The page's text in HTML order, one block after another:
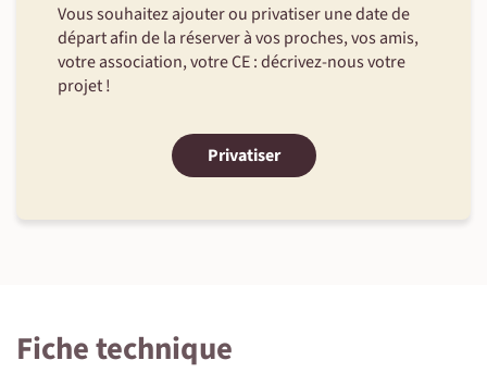
Vous souhaitez ajouter ou privatiser une date de
départ afin de la réserver à vos proches, vos amis,
votre association, votre CE : décrivez-nous votre
projet !
Privatiser
Fiche technique